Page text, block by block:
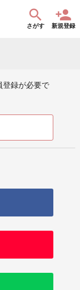
さがす 新規登録
登録が必要で